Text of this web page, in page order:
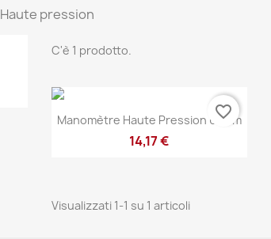
Haute pression
C'è 1 prodotto.
Anteprima
Manomètre Haute Pression 63mm
14,17 €
favorite_border
Visualizzati 1-1 su 1 articoli